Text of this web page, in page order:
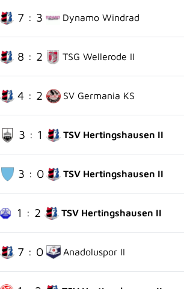
7 : 3 Dynamo Windrad
8 : 2 TSG Wellerode II
4 : 2 SV Germania KS
3 : 1 TSV Hertingshausen II
3 : 0 TSV Hertingshausen II
1 : 2 TSV Hertingshausen II
7 : 0 Anadoluspor II